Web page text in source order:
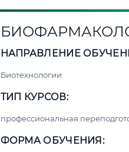
НАПРАВЛЕНИЕ
Биотехнологии
ТИП КУРСОВ:
профессиональная
ФОРМА ОБУЧЕНИЯ: